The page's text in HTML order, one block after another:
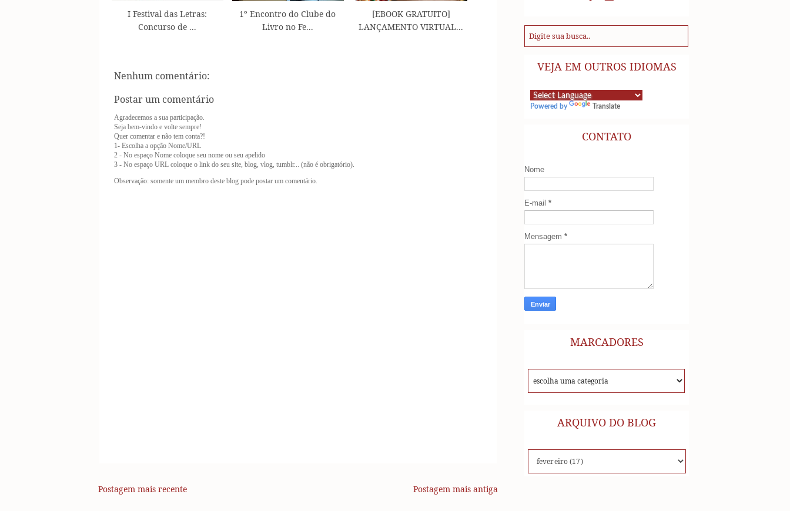
I Festival das Letras:
Concurso de ...
1º Encontro do Clube do
Livro no Fe...
[EBOOK GRATUITO]
LANÇAMENTO VIRTUAL...
Nenhum comentário:
Postar um comentário
Agradecemos a sua participação.
Seja bem-vindo e volte sempre!
Quer comentar e não tem conta?!
1- Escolha a opção Nome/URL
2 - No espaço Nome coloque seu nome ou seu apelido
3 - No espaço URL coloque o link do seu site, blog, vlog, tumblr... (não é obrigatório).
Observação: somente um membro deste blog pode postar um comentário.
Postagem mais recente Postagem mais antiga
VEJA EM OUTROS IDIOMAS
Powered by Translate
CONTATO
Nome
E-mail *
Mensagem *
MARCADORES
ARQUIVO DO BLOG